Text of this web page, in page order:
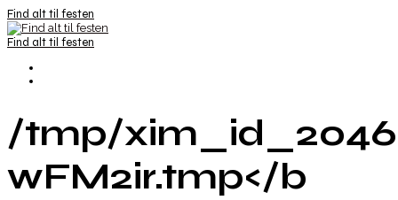
Find alt til festen
Find alt til festen
/tmp/
wFM2ir.tmp</b